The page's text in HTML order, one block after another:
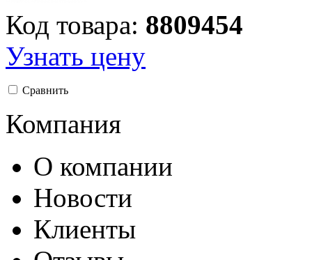
Код товара: 8809454
Узнать цену
Сравнить
Компания
О компании
Новости
Клиенты